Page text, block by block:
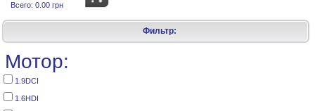
Всего: 0.00 грн
Фильтр:
Мотор:
1.9DCI
1.6HDI